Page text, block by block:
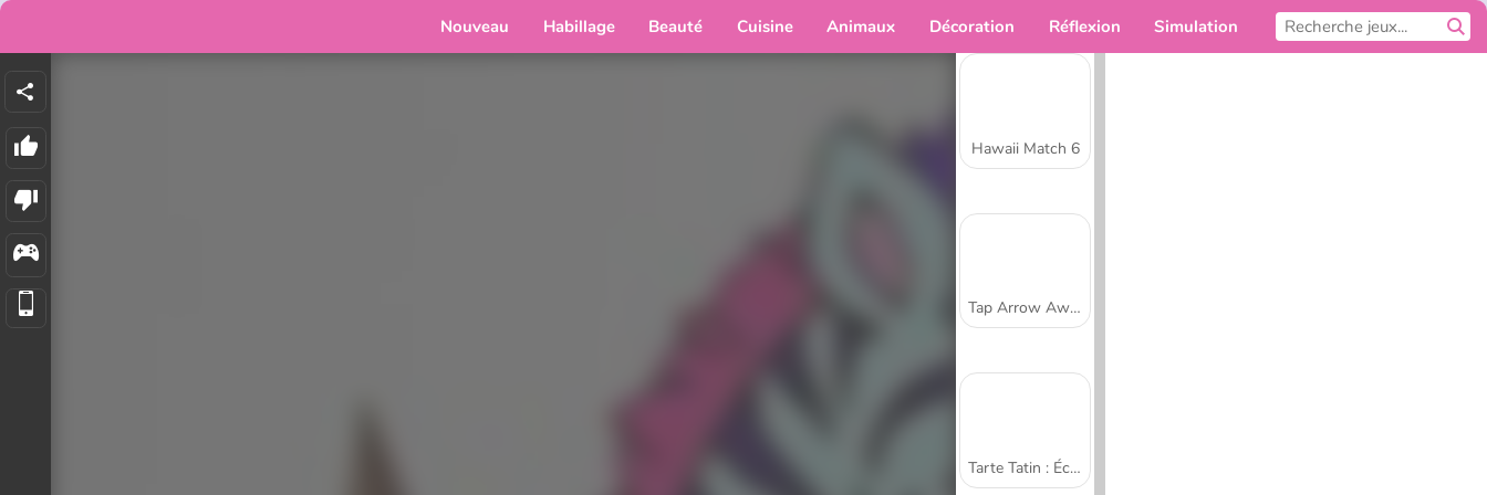
Nouveau Habillage Beauté Cuisine Animaux Décoration Réflexion Simulation
Hawaii Match 6
Tap Arrow Away
Tarte Tatin : École de cuisine de Sara